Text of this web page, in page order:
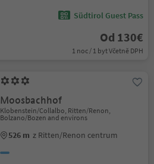
Südtirol Guest Pass
Od 130€
1 noc / 1 byt Včetně DPH
Moosbachhof
Klobenstein/Collalbo, Ritten/Renon,
Bolzano/Bozen and environs
526 m z Ritten/Renon centrum